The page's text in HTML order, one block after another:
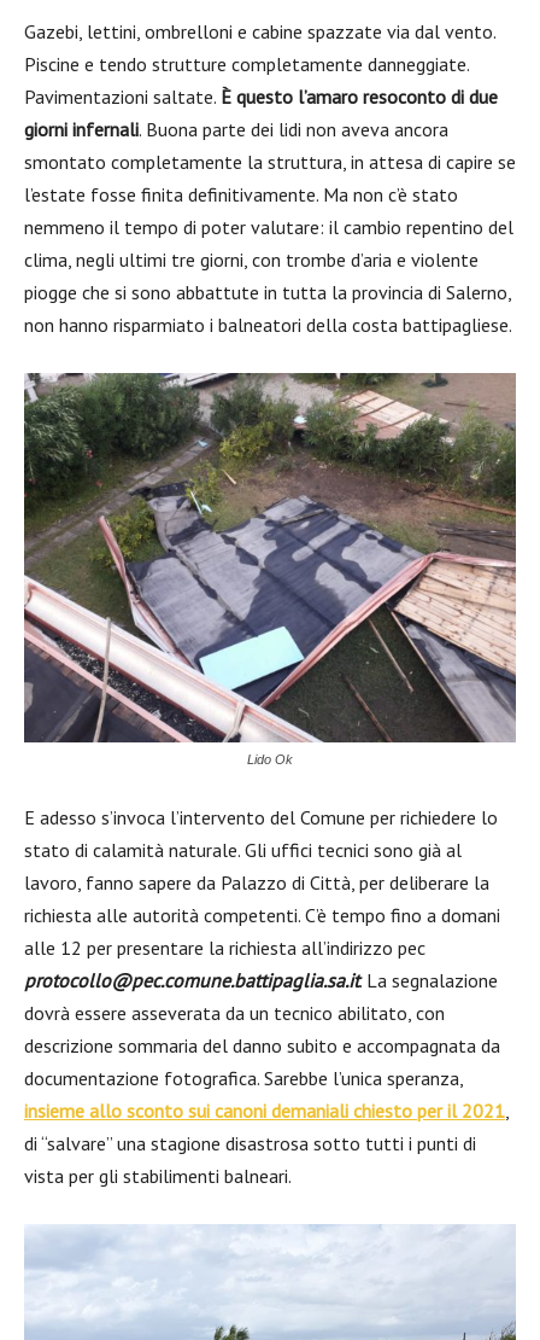
Gazebi, lettini, ombrelloni e cabine spazzate via dal vento.
Piscine e tendo strutture completamente danneggiate.
Pavimentazioni saltate. È questo l’amaro resoconto di due
giorni infernali. Buona parte dei lidi non aveva ancora
smontato completamente la struttura, in attesa di capire se
l’estate fosse finita definitivamente. Ma non c’è stato
nemmeno il tempo di poter valutare: il cambio repentino del
clima, negli ultimi tre giorni, con trombe d’aria e violente
piogge che si sono abbattute in tutta la provincia di Salerno,
non hanno risparmiato i balneatori della costa battipagliese.
Lido Ok
E adesso s’invoca l’intervento del Comune per richiedere lo
stato di calamità naturale. Gli uffici tecnici sono già al
lavoro, fanno sapere da Palazzo di Città, per deliberare la
richiesta alle autorità competenti. C’è tempo fino a domani
alle 12 per presentare la richiesta all’indirizzo pec
protocollo@pec.comune.battipaglia.sa.it. La segnalazione
dovrà essere asseverata da un tecnico abilitato, con
descrizione sommaria del danno subito e accompagnata da
documentazione fotografica. Sarebbe l’unica speranza,
insieme allo sconto sui canoni demaniali chiesto per il 2021
di “salvare” una stagione disastrosa sotto tutti i punti di
vista per gli stabilimenti balneari.